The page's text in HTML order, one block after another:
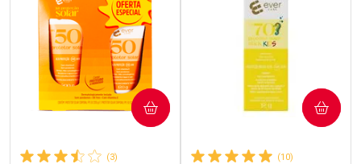
(3)
COMPRAR
(10)
COMPRAR